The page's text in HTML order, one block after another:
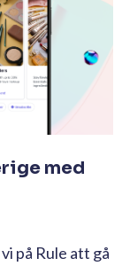
med
på Rule att gå